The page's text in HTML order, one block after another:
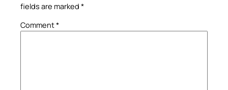
fields are marked *
Comment*